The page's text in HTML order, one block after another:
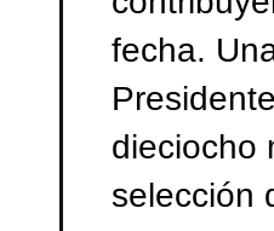
fecha.
dieciocho
selección